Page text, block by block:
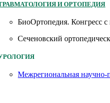
И ОРТОПЕДИЯ
БиоОртопедия. Конгресс
Сеченовский
Межрегиональная научно-